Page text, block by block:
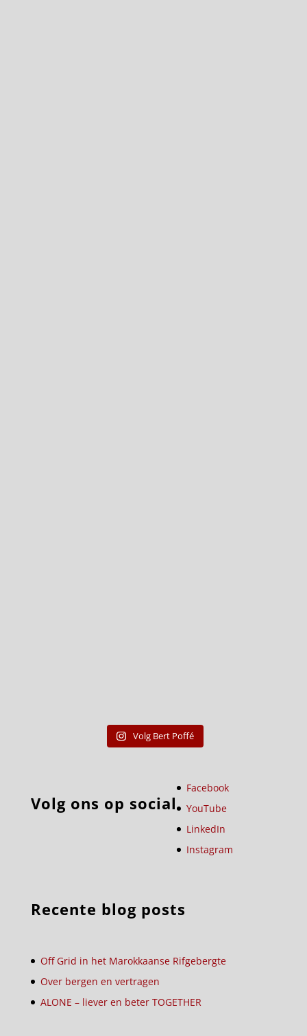
Volg Bert Poffé
Volg ons op social
Facebook
YouTube
LinkedIn
Instagram
Recente blog posts
Off Grid in het Marokkaanse Rifgebergte
Over bergen en vertragen
ALONE – liever en beter TOGETHER